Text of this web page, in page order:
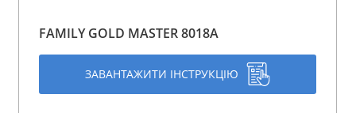
FAMILY GOLD MASTER 8018A
ЗАВАНТАЖИТИ ІНСТРУКЦІЮ